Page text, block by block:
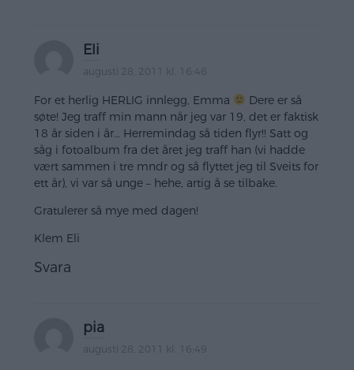
Eli
augusti 28, 2011 kl. 16:46
For et herlig HERLIG innlegg, Emma
Dere er så
søte! Jeg traff min mann når jeg var 19, det er faktisk
18 år siden i år… Herremindag så tiden flyr!! Satt og
såg i fotoalbum fra det året jeg traff han (vi hadde
vært sammen i tre mndr og så flyttet jeg til Sveits for
ett år), vi var så unge – hehe, artig å se tilbake.
Gratulerer så mye med dagen!
Klem Eli
Svara
pia
augusti 28, 2011 kl. 16:49